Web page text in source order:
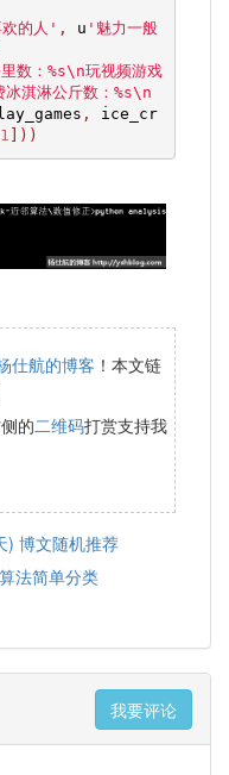
的人' , u '魅力一般
数：%s\n玩视频游戏
冰淇淋公斤数：%s\n
,
ice_cr
1 ]))
仕航的博客 ！本文链
的二维码打赏支持我
) 博文随机推荐
法简单分类
我要评论